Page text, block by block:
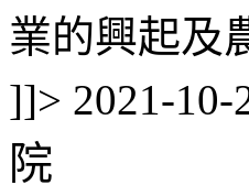
業的興起及
]]> 2021-10-
院